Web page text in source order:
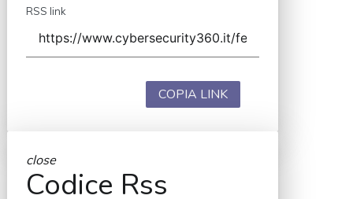
RSS link
COPIA LINK
close
Codice Rss